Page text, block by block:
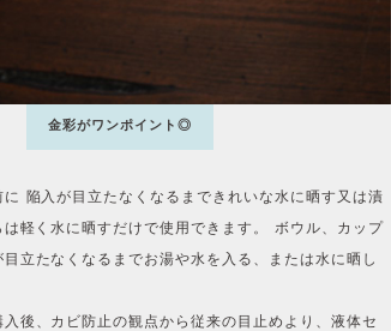
金彩がワンポイント◎
陥入が目立たなくなるまできれいな水に晒す又は漬
軽く水に晒すだけで使用できます。 ボウル、カップ
立たなくなるまでお湯や水を入る、または水に晒し
後、カビ防止の観点から従来の目止めより、液体セ